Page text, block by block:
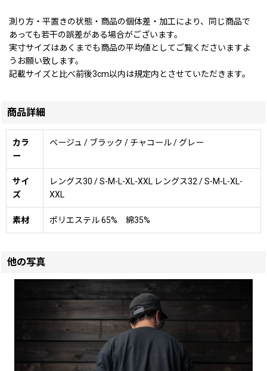
測り方・平置きの状態・商品の個体差・加工により、同じ商品で
あっても若干の誤差がある場合がございます。
実寸サイズはあくまでも商品の平均値としてご覧くださいますよ
うお願い致します。
記載サイズと比べ前後3cm以内は規定内とさせていただきます。
商品詳細
カラ
ー
ベージュ / ブラック / チャコール / グレー
サイ
ズ
レングス30 / S-M-L-XL-XXL レングス32 / S-M-L-XL-
XXL
素材 ポリエステル 65% 綿35%
他の写真